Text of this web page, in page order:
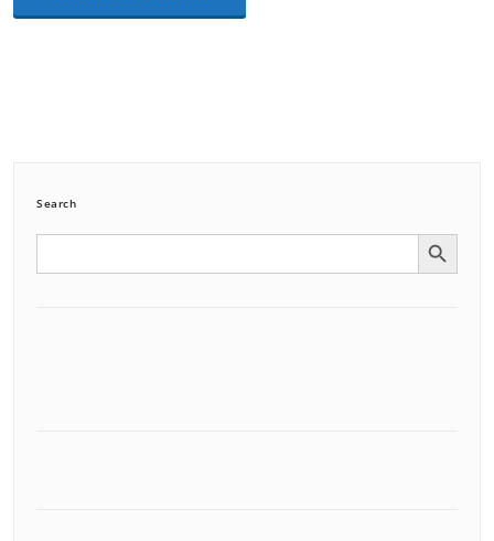
Search
Search Search Button